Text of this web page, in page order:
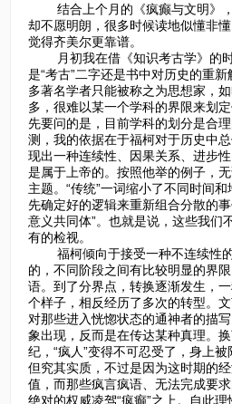
结合上个月的《疯癫与文明》，
却不愿明朗，很多时候读地似懂非
觉得齐美尔更靠谱。
月初我在借《知识考古学》的时
是“考古”二字还是书中对历史的重
多著名学者只能被称之为思想家，
多，很难以某一个学科的界限来划
先要问的是，目前学科的划分是合
测，我的依据在于福柯对于历史中
现出一种连续性、因果关系、进步
是属于上帝的。按照他举的例子，无
主题。“传统”一词缩小了不同时间
先确定好的逻辑来重新组合分散的
意义共同体”。也就是说，这些我们
有的检视。
福柯倾向于接受一种不连续性的
的，不同阶段之间有比较明显的界
语。到了分界点，转换逐渐发生，
个样子，相反经历了多次的转型。
对那些进入恍惚状态的通神者的描
象出现，反而是在传达某种真理。
纪，“疯人”变得不可忍受了，身上
但究其实质，不过是因为这时期的
值，而那些疯言疯语、无法完成要
绝对的权威凌驾“疯癫”之上。自此